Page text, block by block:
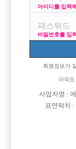
아이디를 입력
비밀번호를 입
회원정보가
아직
사업자명 :
표연락처 :
Online
Address:
직업
COPYRIGHT ⓒ 호빠